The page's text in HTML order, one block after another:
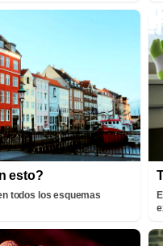
esto?
todos los esquemas